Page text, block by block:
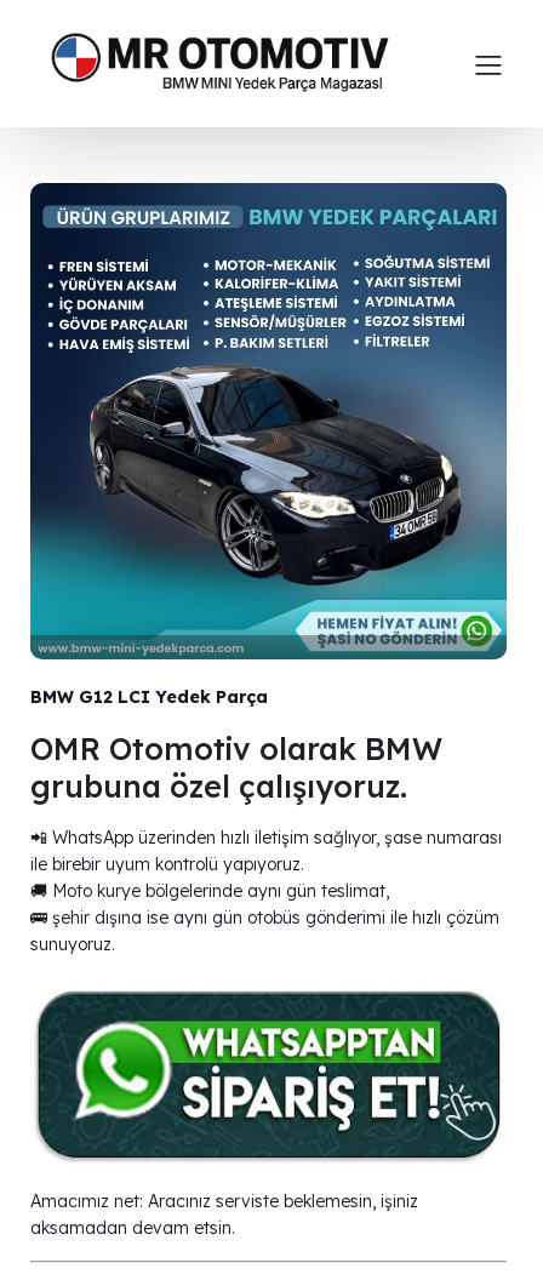
BMW G12 LCI Yedek Parça
OMR Otomotiv olarak BMW
grubuna özel çalışıyoruz.
📲 WhatsApp üzerinden hızlı iletişim sağlıyor, şase numarası
ile birebir uyum kontrolü yapıyoruz.
🚚 Moto kurye bölgelerinde aynı gün teslimat,
🚌 şehir dışına ise aynı gün otobüs gönderimi ile hızlı çözüm
sunuyoruz.
Amacımız net: Aracınız serviste beklemesin, işiniz
aksamadan devam etsin.